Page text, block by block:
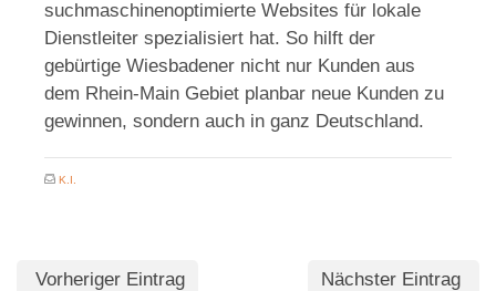
suchmaschinenoptimierte Websites für lokale
Dienstleiter spezialisiert hat. So hilft der
gebürtige Wiesbadener nicht nur Kunden aus
dem Rhein-Main Gebiet planbar neue Kunden zu
gewinnen, sondern auch in ganz Deutschland.
K.I.
Vorheriger Eintrag Nächster Eintrag